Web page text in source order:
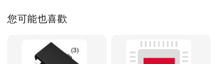
您可能也喜歡